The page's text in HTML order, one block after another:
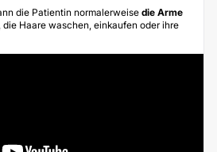
die Patientin normalerweise die Arme
die Haare waschen, einkaufen oder ihre